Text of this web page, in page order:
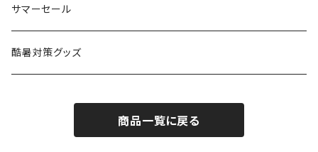
Ballistics
BEDROCK SANDALS
スリーピングギア
クッキングギア
ヘッドライト／ランタン
チェア
燃料ランタン
LEDライト
焚火台／薪ストーブ
焚火台
暖房器具
クッキングギア
ハンドウェア
ヘッドギア
ラジコン
雑貨
アウトレット
サマーセール
酷暑対策グッズ
商品一覧に戻る